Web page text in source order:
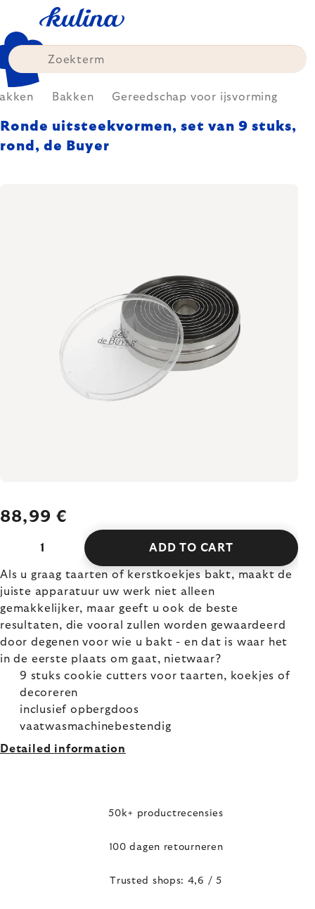
content
Bakken Gereedschap voor ijsvorming
Ronde uitsteekvormen, set van 9 stuks,
rond, de Buyer
88,99 €
ADD TO CART
Als u graag taarten of kerstkoekjes bakt, maakt de
juiste apparatuur uw werk niet alleen
gemakkelijker, maar geeft u ook de beste
resultaten, die vooral zullen worden gewaardeerd
door degenen voor wie u bakt - en dat is waar het
in de eerste plaats om gaat, nietwaar?
9 stuks cookie cutters voor taarten, koekjes of
decoreren
inclusief opbergdoos
vaatwasmachinebestendig
Detailed information
50k+ productrecensies
100 dagen retourneren
Trusted shops: 4,6 / 5